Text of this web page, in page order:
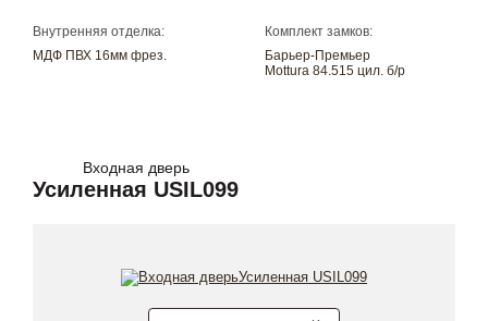
Внутренняя отделка:
МДФ ПВХ 16мм фрез.
Комплект замков:
Барьер-Премьер
Mottura 84.515 цил. б/р
Входная дверь
Усиленная USIL099